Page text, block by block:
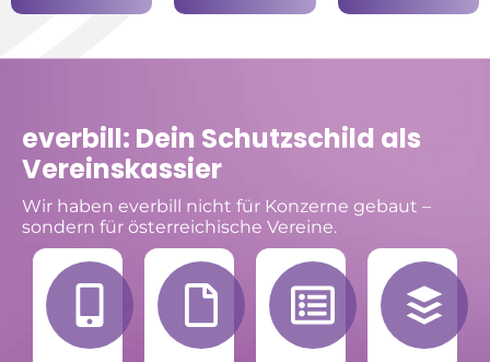
everbill: Dein Schutzschild als
Vereinskassier
Wir haben everbill nicht für Konzerne gebaut –
sondern für österreichische Vereine.